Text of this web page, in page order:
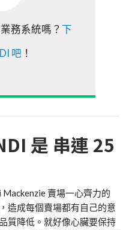
務系統嗎？ 下
吧 ！
是 串連 25
賣場一心齊力的
造成每個賣場都有自己的意
質降低。就好像心臟要保持